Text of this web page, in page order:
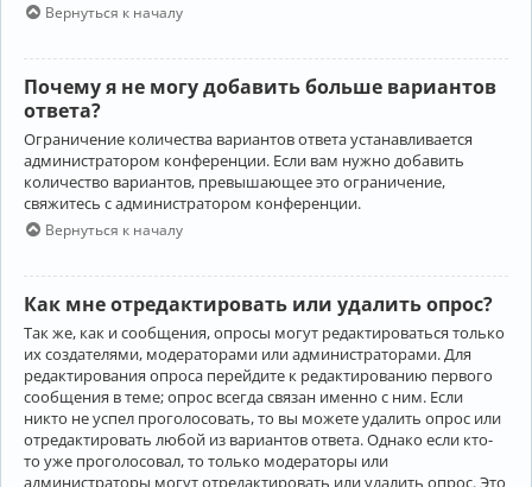
Вернуться к началу
Почему я не могу добавить больше вариантов
ответа?
Ограничение количества вариантов ответа устанавливается
администратором конференции. Если вам нужно добавить
количество вариантов, превышающее это ограничение,
свяжитесь с администратором конференции.
Вернуться к началу
Как мне отредактировать или удалить опрос?
Так же, как и сообщения, опросы могут редактироваться только
их создателями, модераторами или администраторами. Для
редактирования опроса перейдите к редактированию первого
сообщения в теме; опрос всегда связан именно с ним. Если
никто не успел проголосовать, то вы можете удалить опрос или
отредактировать любой из вариантов ответа. Однако если кто-
то уже проголосовал, то только модераторы или
администраторы могут отредактировать или удалить опрос. Это